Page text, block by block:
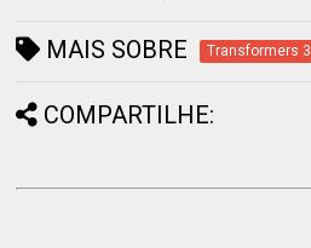
MAIS SOBRE Transformers 3
COMPARTILHE: